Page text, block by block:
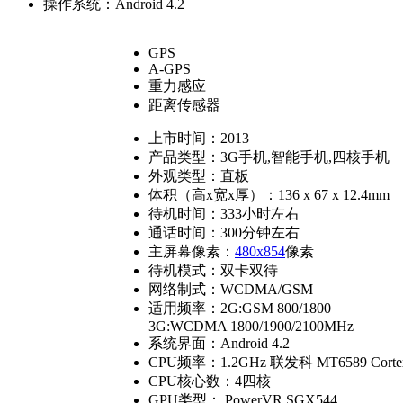
操作系统： Android 4.2
GPS
A-GPS
重力感应
距离传感器
上市时间： 2013
产品类型： 3G手机,智能手机,四核手机
外观类型： 直板
体积（高x宽x厚）： 136 x 67 x 12.4mm
待机时间： 333小时左右
通话时间： 300分钟左右
主屏幕像素： 480x854像素
待机模式： 双卡双待
网络制式： WCDMA/GSM
适用频率： 2G:GSM 800/1800
3G:WCDMA 1800/1900/2100MHz
系统界面： Android 4.2
CPU频率： 1.2GHz 联发科 MT6589
CPU核心数： 4四核